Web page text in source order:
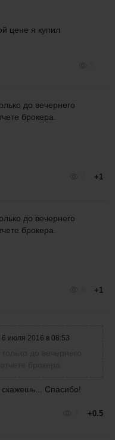
цене я купил
до вечернего
брокера.
+1
до вечернего
брокера.
+1
6 июля 2016 в 08:53
Спасибо!
+0.5